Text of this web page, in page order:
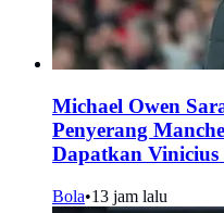
Michael Owen
Penyerang
Dapatkan
Bola•13 jam lalu